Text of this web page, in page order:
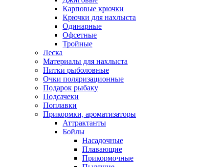
Карповые крючки
Крючки для нахлыста
Одинарные
Офсетные
Тройные
Леска
Материалы для нахлыста
Нитки рыболовные
Очки поляризационные
Подарок рыбаку
Подсачеки
Поплавки
Прикормки, ароматизаторы
Аттрактанты
Бойлы
Насадочные
Плавающие
Прикормочные